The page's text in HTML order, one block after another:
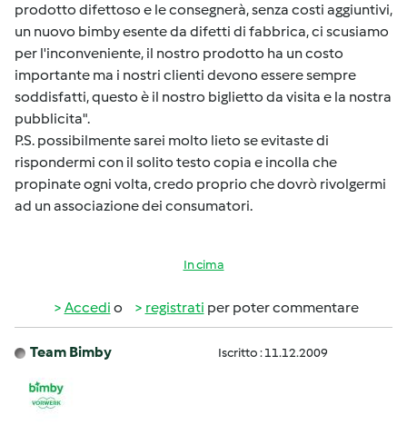
prodotto difettoso e le consegnerà, senza costi aggiuntivi,
un nuovo bimby esente da difetti di fabbrica, ci scusiamo
per l'inconveniente, il nostro prodotto ha un costo
importante ma i nostri clienti devono essere sempre
soddisfatti, questo è il nostro biglietto da visita e la nostra
pubblicita".
P.S. possibilmente sarei molto lieto se evitaste di
rispondermi con il solito testo copia e incolla che
propinate ogni volta, credo proprio che dovrò rivolgermi
ad un associazione dei consumatori.
In cima
Accedi o registrati per poter commentare
Team Bimby Iscritto : 11.12.2009